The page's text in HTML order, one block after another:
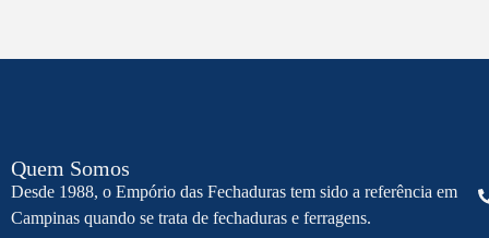
Quem Somos
Desde 1988, o Empório das Fechaduras tem sido a referência em
Campinas quando se trata de fechaduras e ferragens.